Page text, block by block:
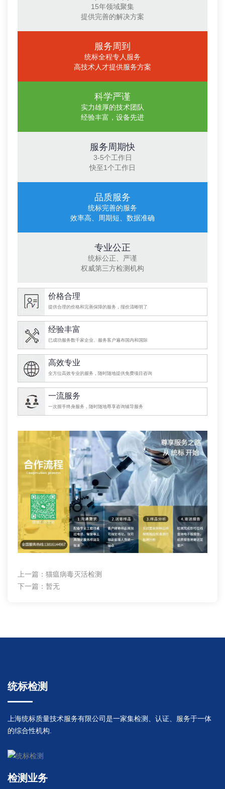
15年领域聚集
提供完善的解决方案
服务周到
统标全程专人服务
高技术人才提供服务方案
科学严谨
实力雄厚的技术团队
经验丰富，设备先进
服务周期快
3-5个工作日
快至1个工作日
品质服务
统标完善的服务
效率高、周期短、数据准确
专业公正
统标公正、严谨
权威第三方检测机构
价格合理
提供合理的价格和完善保障的服务，报价清晰明了
经验丰富
已成功服务数千家企业、服务客户遍布国内和国际
高效专业
全方位高效专业的服务，随时随地提供免费项目咨询
一流服务
一次握手终身服务，随时随地尊享咨询辅导服务
上一篇： 猫瘟病毒灭活检测
下一篇：暂无
统标检测
上海统标质量技术服务有限公司是一家集检测、认证、服务于一体
的综合性机构.
检测业务